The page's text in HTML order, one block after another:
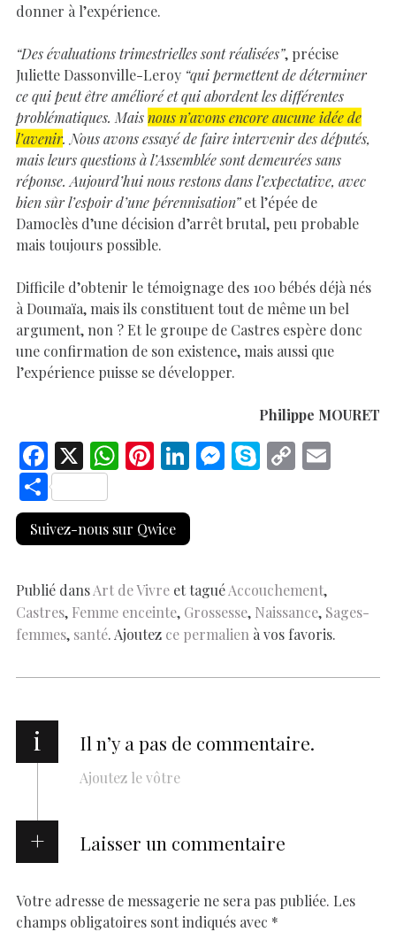
donner à l’expérience.
“Des évaluations trimestrielles sont réalisées”, précise
Juliette Dassonville-Leroy “qui permettent de déterminer
ce qui peut être amélioré et qui abordent les différentes
problématiques. Maisnous n’avons encore aucune idée de
l’avenir. Nous avons essayé de faire intervenir des députés,
mais leurs questions à l’Assemblée sont demeurées sans
réponse. Aujourd’hui nous restons dans l’expectative, avec
bien sûr l’espoir d’une pérennisation”et l’épée de
Damoclès d’une décision d’arrêt brutal, peu probable
mais toujours possible.
Difficile d’obtenir le témoignage des 100 bébés déjà nés
à Doumaïa, mais ils constituent tout de même un bel
argument, non ? Et le groupe de Castres espère donc
une confirmation de son existence, mais aussi que
l’expérience puisse se développer.
Philippe MOURET
F
ac
e
b
o
k
X W
at
s
p
p
Pi
er
es
Li
k
e
n
M
er
S C
n
k
S
h
ar
Suivez-nous sur Qwice
Publié dansArt de Vivre et taguéAccouchement,
Castres, Femme enceinte, Grossesse, Naissance, Sages-
femmes, santé. Ajoutez ce permalien à vos favoris.
i Il n’y a pas de commentaire.
Ajoutez le vôtre
Laisser un commentaire
Votre adresse de messagerie ne sera pas publiée. Les
champs obligatoires sont indiqués avec *